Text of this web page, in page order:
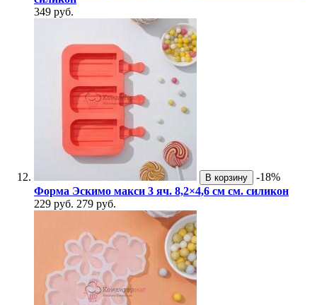
349 руб.
В корзину
-18%
Форма Эскимо макси 3 яч. 8,2×4,6 см см. силикон
229 руб. 279 руб.